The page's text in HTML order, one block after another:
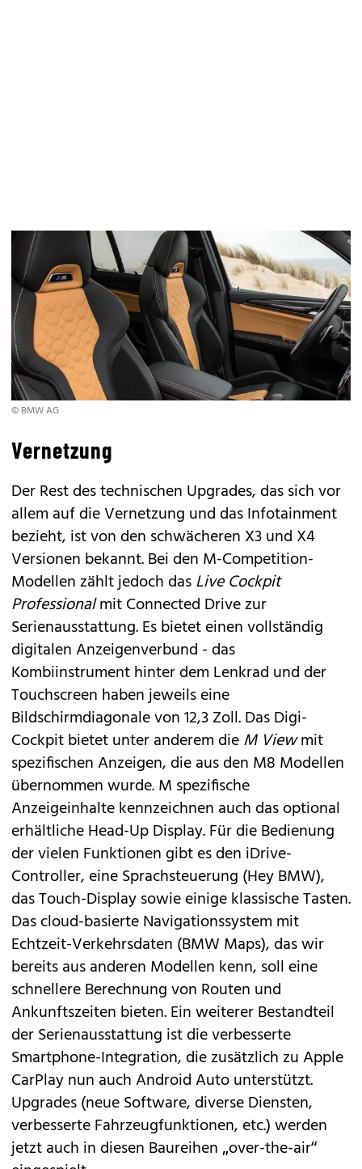
© BMW AG
Vernetzung
Der Rest des technischen Upgrades, das sich vor
allem auf die Vernetzung und das Infotainment
bezieht, ist von den schwächeren X3 und X4
Versionen bekannt. Bei den M-Competition-
Modellen zählt jedoch dasLive Cockpit
Professionalmit Connected Drive zur
Serienausstattung. Es bietet einen vollständig
digitalen Anzeigenverbund - das
Kombiinstrument hinter dem Lenkrad und der
Touchscreen haben jeweils eine
Bildschirmdiagonale von 12,3 Zoll. Das Digi-
Cockpit bietet unter anderem dieM Viewmit
spezifischen Anzeigen, die aus den M8 Modellen
übernommen wurde. M spezifische
Anzeigeinhalte kennzeichnen auch das optional
erhältliche Head-Up Display. Für die Bedienung
der vielen Funktionen gibt es den iDrive-
Controller, eine Sprachsteuerung (Hey BMW),
das Touch-Display sowie einige klassische Tasten.
Das cloud-basierte Navigationssystem mit
Echtzeit-Verkehrsdaten (BMW Maps), das wir
bereits aus anderen Modellen kenn, soll eine
schnellere Berechnung von Routen und
Ankunftszeiten bieten. Ein weiterer Bestandteil
der Serienausstattung ist die verbesserte
Smartphone-Integration, die zusätzlich zu Apple
CarPlay nun auch Android Auto unterstützt.
Upgrades (neue Software, diverse Diensten,
verbesserte Fahrzeugfunktionen, etc.) werden
jetzt auch in diesen Baureihen „over-the-air“